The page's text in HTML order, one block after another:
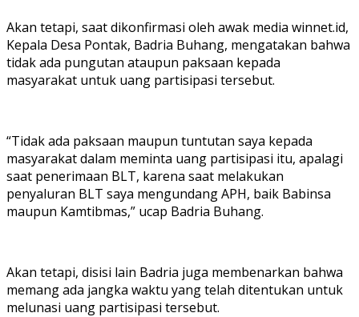
Akan tetapi, saat dikonfirmasi oleh awak media winnet.id,
Kepala Desa Pontak, Badria Buhang, mengatakan bahwa
tidak ada pungutan ataupun paksaan kepada
masyarakat untuk uang partisipasi tersebut.
“Tidak ada paksaan maupun tuntutan saya kepada
masyarakat dalam meminta uang partisipasi itu, apalagi
saat penerimaan BLT, karena saat melakukan
penyaluran BLT saya mengundang APH, baik Babinsa
maupun Kamtibmas,” ucap Badria Buhang.
Akan tetapi, disisi lain Badria juga membenarkan bahwa
memang ada jangka waktu yang telah ditentukan untuk
melunasi uang partisipasi tersebut.